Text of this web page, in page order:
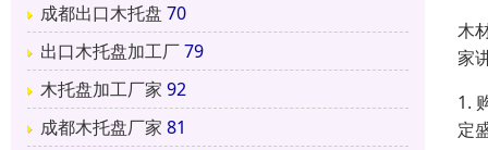
成都出口木托盘 70
出口木托盘加工厂79
木托盘加工厂家 92
成都木托盘厂家 81
木
家
1.
定